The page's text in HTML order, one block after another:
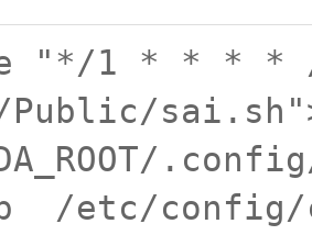
e "*/1 * * * *
Public/
/etc/config/